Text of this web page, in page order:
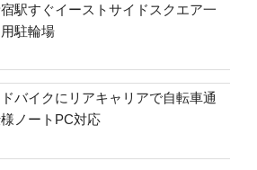
駅すぐイーストサイドスクエア一
駐輪場
バイクにリアキャリアで自転車通
ノートPC対応